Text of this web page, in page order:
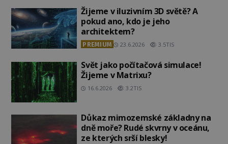
Žijeme v iluzivním 3D světě? A
pokud ano, kdo je jeho
architektem?
PREMIUM 23.6.2026 3.5TIS
Svět jako počítačová simulace!
Žijeme v Matrixu?
16.6.2026 3.2TIS
Důkaz mimozemské základny na
dně moře? Rudé skvrny v oceánu,
ze kterých srší blesky!